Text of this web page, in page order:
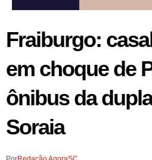
Fraiburgo:
em choque de
ônibus da
Soraia